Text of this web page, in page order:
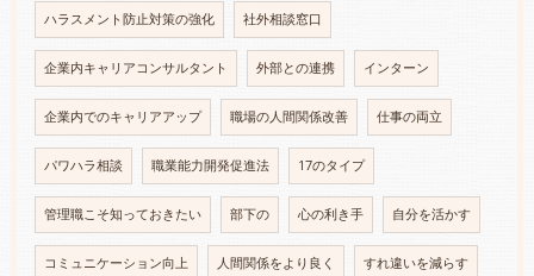
ハラスメント防止対策の強化 社外相談窓口
企業内キャリアコンサルタント 外部との連携 インターン
企業内でのキャリアアップ 職場の人間関係改善 仕事の両立
パワハラ相談 職業能力開発促進法 17のタイプ
管理職こそ知っておきたい 部下の 心の利き手 自分を活かす
コミュニケーション向上 人間関係をより良く すれ違いを減らす